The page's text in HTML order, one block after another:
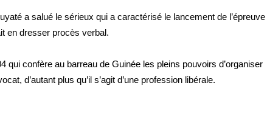
a salué le sérieux qui a caractérisé le lancement de l’épreuve
en dresser procès verbal.
qui confère au barreau de Guinée les pleins pouvoirs d’organiser
d’autant plus qu’il s’agit d’une profession libérale.